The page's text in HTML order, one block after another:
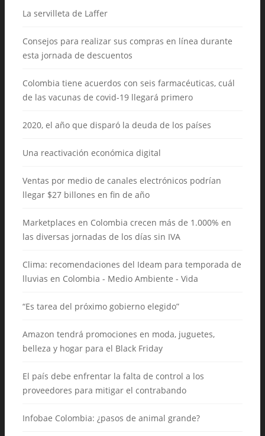
La servilleta de Laffer
Consejos para realizar sus compras en línea durante
esta jornada de descuentos
Colombia tiene acuerdos con seis farmacéuticas, cuál
de las vacunas de covid-19 llegará primero
2020, el año que disparó la deuda de los países
Una reactivación económica digital
Ventas por medio de canales electrónicos podrían
llegar $27 billones en fin de año
Marketplaces en Colombia crecen más de 1.000% en
las diversas jornadas de los días sin IVA
Clima: recomendaciones del Ideam para temporada de
lluvias en Colombia - Medio Ambiente - Vida
“Es tarea del próximo gobierno elegido”
Amazon tendrá promociones en moda, juguetes,
belleza y hogar para el Black Friday
El país debe enfrentar la falta de control a los
proveedores para mitigar el contrabando
Infobae Colombia: ¿pasos de animal grande?